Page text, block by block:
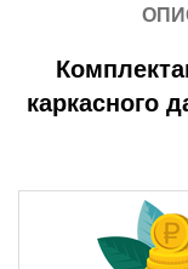
каркасного